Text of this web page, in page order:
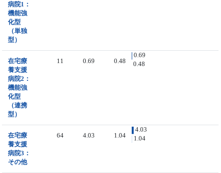
病院1：
機能強
化型
（単独
型）
在宅療
養支援
病院2：
機能強
化型
（連携
型）
11 0.69 0.48
0.69
0.48
在宅療
養支援
病院3：
その他
64 4.03 1.04
4.03
1.04